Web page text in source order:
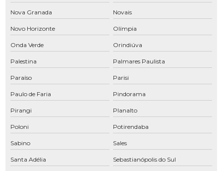
Instalação de rede de ar comprimido
Locação de compressor de ar
Locação de compressor de ar SP
Locação de compressores
Manutenção de compressor em Araçatuba
Manutenção de compressor em Araraquara
Manutenção de compressor Atlas Copco
Nova Granada Novais
Novo Horizonte Olímpia
Onda Verde Orindiúva
Palestina Palmares Paulista
Paraíso Parisi
Paulo de Faria Pindorama
Pirangi Planalto
Poloni Potirendaba
Sabino Sales
Santa Adélia Sebastianópolis do Sul